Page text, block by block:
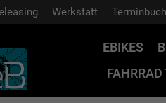
Werkstatt
EBIKES